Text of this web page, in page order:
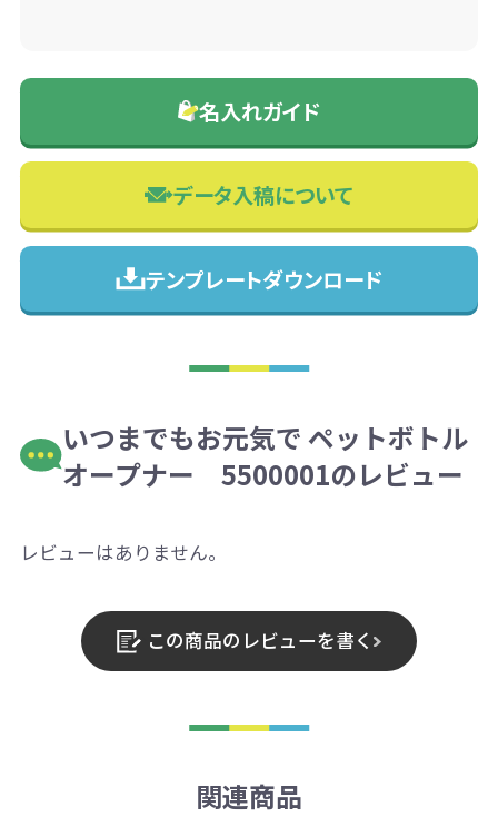
名入れガイド
データ入稿について
テンプレートダウンロード
いつまでもお元気で ペットボトル
オープナー 5500001のレビュー
レビューはありません。
この商品のレビューを書く
関連商品